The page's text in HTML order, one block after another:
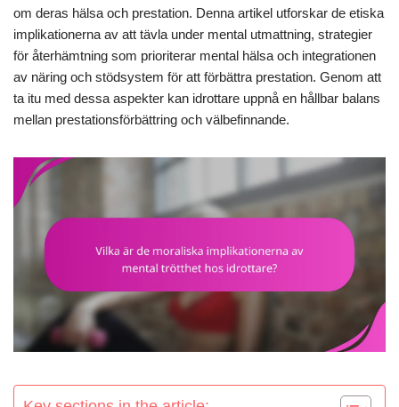
om deras hälsa och prestation. Denna artikel utforskar de etiska
implikationerna av att tävla under mental utmattning, strategier
för återhämtning som prioriterar mental hälsa och integrationen
av näring och stödsystem för att förbättra prestation. Genom att
ta itu med dessa aspekter kan idrottare uppnå en hållbar balans
mellan prestationsförbättring och välbefinnande.